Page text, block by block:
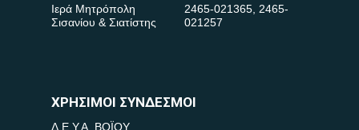
Ιερά Μητρόπολη
Σισανίου & Σιατίστης
2465-021365, 2465-
021257
ΧΡΗΣΙΜΟΙ ΣΥΝΔΕΣΜΟΙ